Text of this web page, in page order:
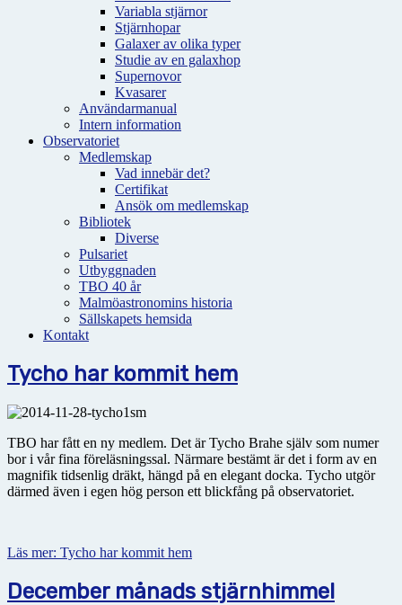
Variabla stjärnor
Stjärnhopar
Galaxer av olika typer
Studie av en galaxhop
Supernovor
Kvasarer
Användarmanual
Intern information
Observatoriet
Medlemskap
Vad innebär det?
Certifikat
Ansök om medlemskap
Bibliotek
Diverse
Pulsariet
Utbyggnaden
TBO 40 år
Malmöastronomins historia
Sällskapets hemsida
Kontakt
Tycho har kommit hem
TBO har fått en ny medlem. Det är Tycho Brahe själv som numer
bor i vår fina föreläsningssal. Närmare bestämt är det i form av en
magnifik tidsenlig dräkt, hängd på en elegant docka. Tycho utgör
därmed även i egen hög person ett blickfång på observatoriet.
Läs mer: Tycho har kommit hem
December månads stjärnhimmel